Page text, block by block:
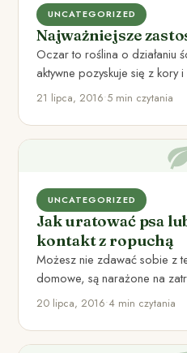
UNCATEGORIZED
Najważniejsze
Oczar to roślina o działaniu
aktywne pozyskuje się z kory
pochodzącego z…
21 lipca, 2016•5 min czytania
UNCATEGORIZED
Jak uratować psa
kontakt z ropuchą
Możesz nie zdawać sobie z
domowe, są narażone na
20 lipca, 2016•4 min czytania